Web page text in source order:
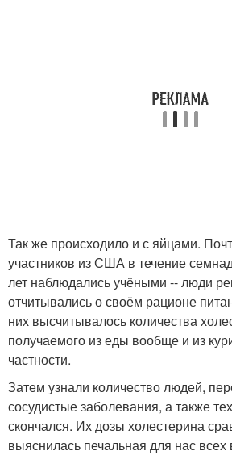
Так же происходило и с яйцами.
участников из США в течение
лет наблюдались учёными -- люди
отчитывались о своём рационе
них высчитывалось количества
получаемого из еды вообще и из
частности.
Затем узнали количество людей,
сосудистые заболевания, а также
скончался. Их дозы холестерина
выяснилась печальная для нас всех